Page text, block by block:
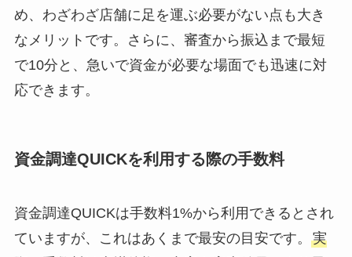
め、わざわざ店舗に足を運ぶ必要がない点も大き
なメリットです。さらに、審査から振込まで最短
で10分と、急いで資金が必要な場面でも迅速に対
応できます。
資金調達QUICKを利用する際の手数料
資金調達QUICKは手数料1%から利用できるとされ
ていますが、これはあくまで最安の目安です。 実